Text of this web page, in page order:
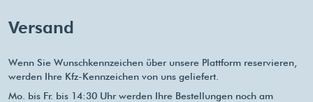
Versand
Wenn Sie Wunschkennzeichen über unsere Plattform reservieren,
werden Ihre Kfz-Kennzeichen von uns geliefert.
Mo. bis Fr. bis 14:30 Uhr werden Ihre Bestellungen noch am